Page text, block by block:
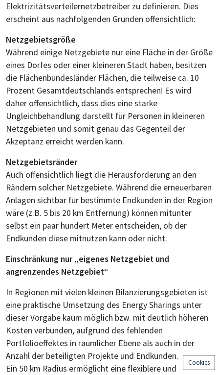
Elektrizitätsverteilernetzbetreiber zu definieren. Dies
erscheint aus nachfolgenden Gründen offensichtlich:
Netzgebietsgröße
Während einige Netzgebiete nur eine Fläche in der Größe
eines Dorfes oder einer kleineren Stadt haben, besitzen
die Flächenbundesländer Flächen, die teilweise ca. 10
Prozent Gesamtdeutschlands entsprechen! Es wird
daher offensichtlich, dass dies eine starke
Ungleichbehandlung darstellt für Personen in kleineren
Netzgebieten und somit genau das Gegenteil der
Akzeptanz erreicht werden kann.
Netzgebietsränder
Auch offensichtlich liegt die Herausforderung an den
Rändern solcher Netzgebiete. Während die erneuerbaren
Anlagen sichtbar für bestimmte Endkunden in der Region
wäre (z.B. 5 bis 20 km Entfernung) können mitunter
selbst ein paar hundert Meter entscheiden, ob der
Endkunden diese mitnutzen kann oder nicht.
Einschränkung nur „eigenes Netzgebiet und
angrenzendes Netzgebiet“
In Regionen mit vielen kleinen Bilanzierungsgebieten ist
eine praktische Umsetzung des Energy Sharings unter
dieser Vorgabe kaum möglich bzw. mit deutlich höheren
Kosten verbunden, aufgrund des fehlenden
Portfolioeffektes in räumlicher Ebene als auch in der
Anzahl der beteiligten Projekte und Endkunden.
Ein 50 km Radius ermöglicht eine flexiblere und
Cookies